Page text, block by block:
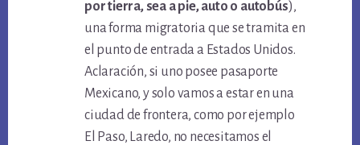
por tierra, sea a pie, auto o autobús),
una forma migratoria que se tramita en
el punto de entrada a Estados Unidos.
Aclaración, si uno posee pasaporte
Mexicano, y solo vamos a estar en una
ciudad de frontera, como por ejemplo
El Paso, Laredo, no necesitamos el